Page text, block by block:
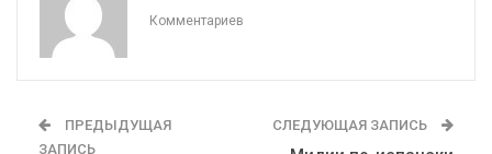
Комментариев
ПРЕДЫДУЩАЯ
ЗАПИСЬ
СЛЕДУЮЩАЯ ЗАПИСЬ